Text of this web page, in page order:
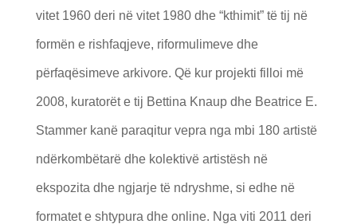
vitet 1960 deri në vitet 1980 dhe “kthimit” të tij në
formën e rishfaqjeve, riformulimeve dhe
përfaqësimeve arkivore. Që kur projekti filloi më
2008, kuratorët e tij Bettina Knaup dhe Beatrice E.
Stammer kanë paraqitur vepra nga mbi 180 artistë
ndërkombëtarë dhe kolektivë artistësh në
ekspozita dhe ngjarje të ndryshme, si edhe në
formatet e shtypura dhe online. Nga viti 2011 deri